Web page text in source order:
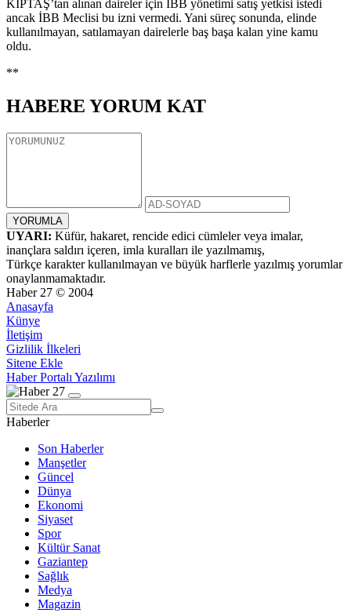
KİPTAŞ’tan alınan daireler için İBB yönetimi satış yetkisi istedi
ancak İBB Meclisi bu izni vermedi. Yani süreç sonunda, elinde
kullanılmayan, satılamayan dairelerle baş başa kalan yine kamu
oldu.
**
HABERE YORUM KAT
UYARI: Küfür, hakaret, rencide edici cümleler veya imalar,
inançlara saldırı içeren, imla kuralları ile yazılmamış,
Türkçe karakter kullanılmayan ve büyük harflerle yazılmış yorumlar
onaylanmamaktadır.
Haber 27 © 2004
Anasayfa
Künye
İletişim
Gizlilik İlkeleri
Sitene Ekle
Haber Portalı Yazılımı
Haberler
Son Haberler
Manşetler
Güncel
Dünya
Ekonomi
Siyaset
Spor
Kültür Sanat
Gaziantep
Sağlık
Medya
Magazin